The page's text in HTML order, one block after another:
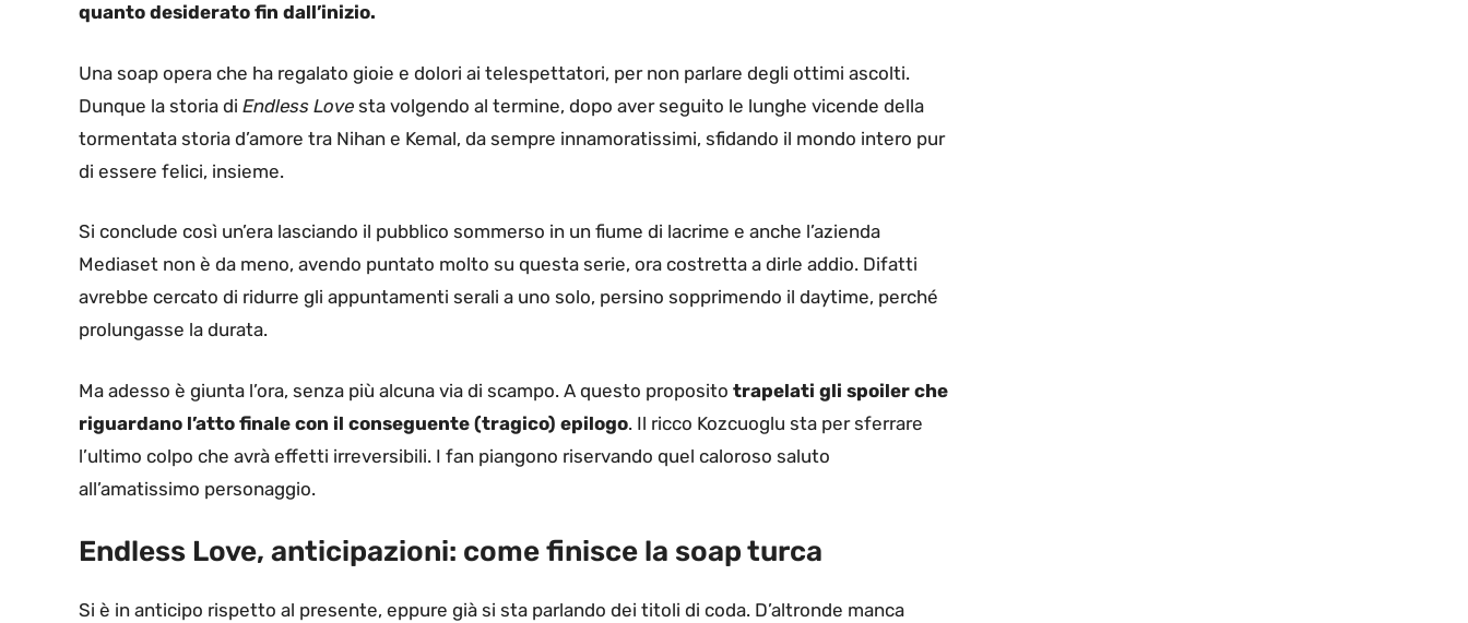
quanto desiderato fin dall’inizio.
Una soap opera che ha regalato gioie e dolori ai telespettatori, per non parlare degli ottimi ascolti.
Dunque la storia di Endless Love sta volgendo al termine, dopo aver seguito le lunghe vicende della
tormentata storia d’amore tra Nihan e Kemal, da sempre innamoratissimi, sfidando il mondo intero pur
di essere felici, insieme.
Si conclude così un’era lasciando il pubblico sommerso in un fiume di lacrime e anche l’azienda
Mediaset non è da meno, avendo puntato molto su questa serie, ora costretta a dirle addio. Difatti
avrebbe cercato di ridurre gli appuntamenti serali a uno solo, persino sopprimendo il daytime, perché
prolungasse la durata.
Ma adesso è giunta l’ora, senza più alcuna via di scampo. A questo proposito trapelati gli spoiler che
riguardano l’atto finale con il conseguente (tragico) epilogo. Il ricco Kozcuoglu sta per sferrare
l’ultimo colpo che avrà effetti irreversibili. I fan piangono riservando quel caloroso saluto
all’amatissimo personaggio.
Endless Love, anticipazioni: come finisce la soap turca
Si è in anticipo rispetto al presente, eppure già si sta parlando dei titoli di coda. D’altronde manca